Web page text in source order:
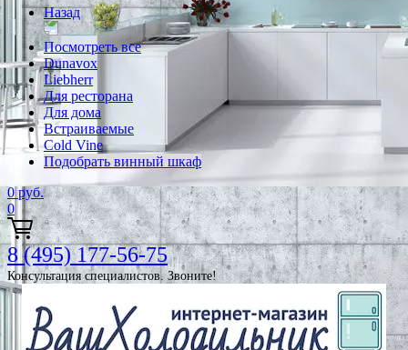
Назад
Посмотреть все
Dunavox
Liebherr
Для ресторана
Для дома
Встраиваемые
Cold Vine
Подобрать винный шкаф
0 руб.
0
8 (495) 177-56-75
Консультация специалистов. Звоните!